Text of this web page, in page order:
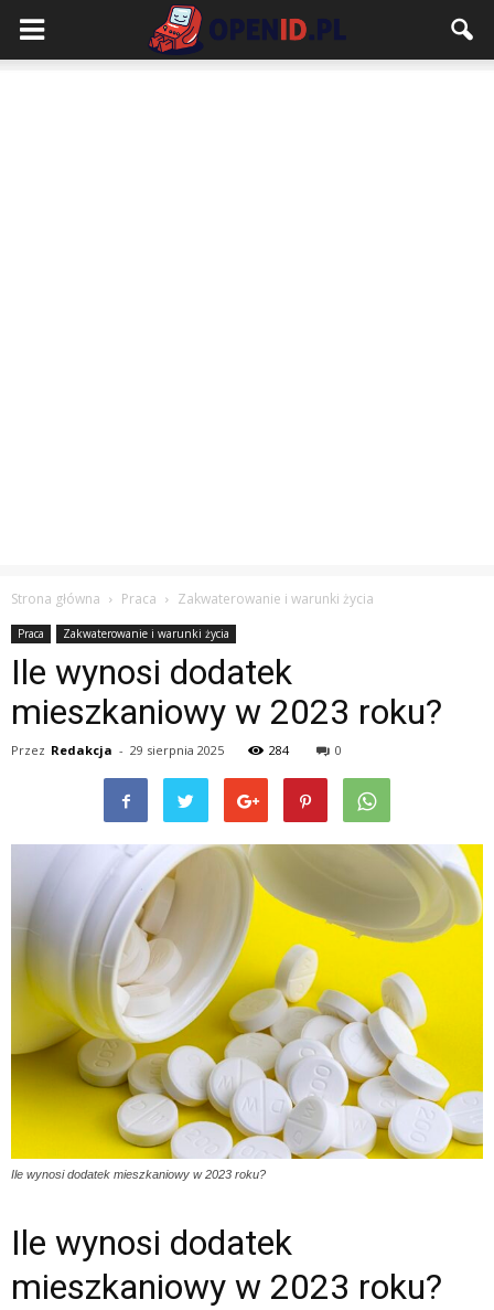
Strona główna Praca Zakwaterowanie i warunki życia
Praca Zakwaterowanie i warunki życia
Ile wynosi dodatek
mieszkaniowy w 2023 roku?
Przez Redakcja - 29 sierpnia 2025 284 0
Ile wynosi dodatek mieszkaniowy w 2023 roku?
Ile wynosi dodatek
mieszkaniowy w 2023 roku?